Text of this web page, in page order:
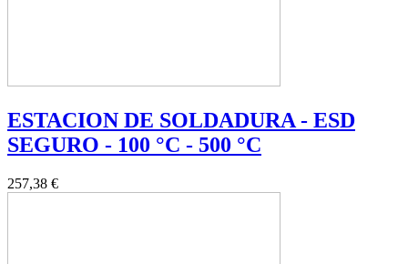
ESTACION DE SOLDADURA - ESD
SEGURO - 100 °C - 500 °C
257,38 €